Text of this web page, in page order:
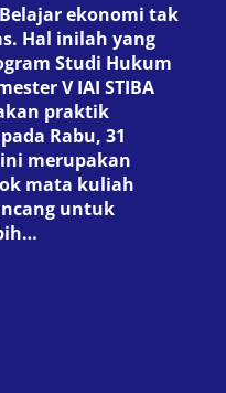
ekonomi tak
Hal inilah yang
Studi Hukum
V IAI STIBA
praktik
Rabu, 31
ini merupakan
mata kuliah
untuk